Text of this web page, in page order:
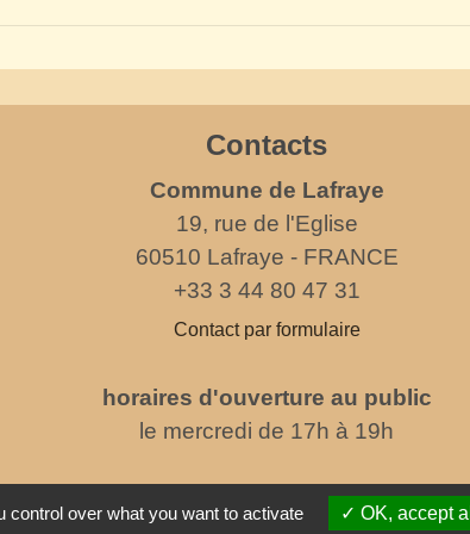
Contacts
Commune de Lafraye
19, rue de l'Eglise
60510 Lafraye - FRANCE
+33 3 44 80 47 31
Contact par formulaire
horaires d'ouverture au public
le mercredi de 17h à 19h
over what you want to activate OK, accept all